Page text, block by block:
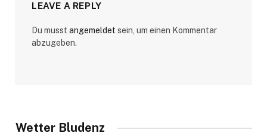
LEAVE A REPLY
Du musst angemeldet sein, um einen Kommentar
abzugeben.
Wetter Bludenz